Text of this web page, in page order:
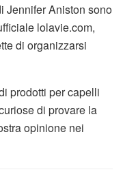
Jennifer Aniston sono
lolavie.com,
di organizzarsi
prodotti per capelli
di provare la
opinione nei